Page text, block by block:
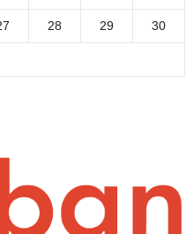
28 29 30